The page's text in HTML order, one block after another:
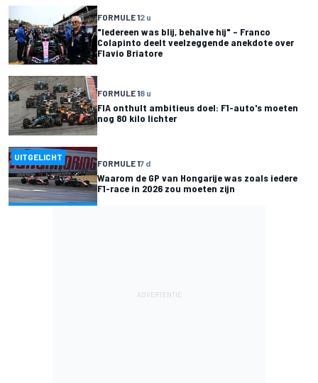
FORMULE 12 u
"Iedereen was blij, behalve hij" – Franco
Colapinto deelt veelzeggende anekdote over
Flavio Briatore
FORMULE 18 u
FIA onthult ambitieus doel: F1-auto's moeten
nog 80 kilo lichter
UITGELICHT
FORMULE 17 d
Waarom de GP van Hongarije was zoals iedere
F1-race in 2026 zou moeten zijn